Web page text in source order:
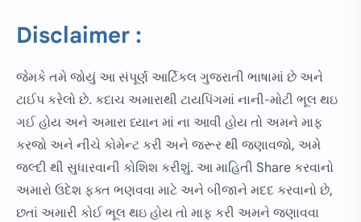
Disclaimer :
જેમકે તમે જોયું આ સંપૂર્ણ આર્ટિકલ ગુજરાતી ભાષામાં છે અને
ટાઈપ કરેલો છે. કદાચ અમારાથી ટાયપિંગમાં નાની-મોટી ભૂલ થઇ
ગઈ હોય અને અમારા ધ્યાન માં ના આવી હોય તો અમને માફ
કરજો અને નીચે કોમેન્ટ કરી અને જરૂર થી જણાવજો, અમે
જલ્દી થી સુધારવાની કોશિશ કરીશું. આ માહિતી Share કરવાનો
અમારો ઉદેશ ફક્ત ભણવવા માટે અને બીજાને મદદ કરવાનો છે,
છતાં અમારી કોઈ ભૂલ થઇ હોય તો માફ કરી અમને જણાવવા